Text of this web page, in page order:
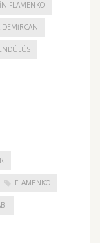
FLAMENKO
DEMIRCAN
FLAMENKO